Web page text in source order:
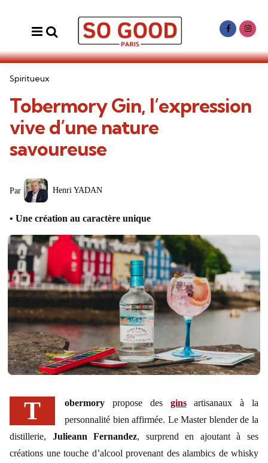
Menu
Categories
Spiritueux
Tobermory Gin, l’expression
vive d’une nature
savoureuse
Posted
Par Henri YADAN
Une création au caractère unique
Tobermory propose des ginsartisanaux à la
personnalité bien affirmée. Le Master blender de la
distillerie, Julieann Fernandez, surprend en ajoutant à ses
créations une touche d’alcool provenant des alambics de whisky